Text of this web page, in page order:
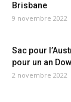
Brisbane
9 novembre 2022
Sac pour
pour un an
2 novembre 2022